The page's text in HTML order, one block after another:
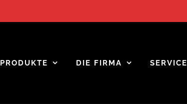
PRODUKTE DIE FIRMA SERVICE